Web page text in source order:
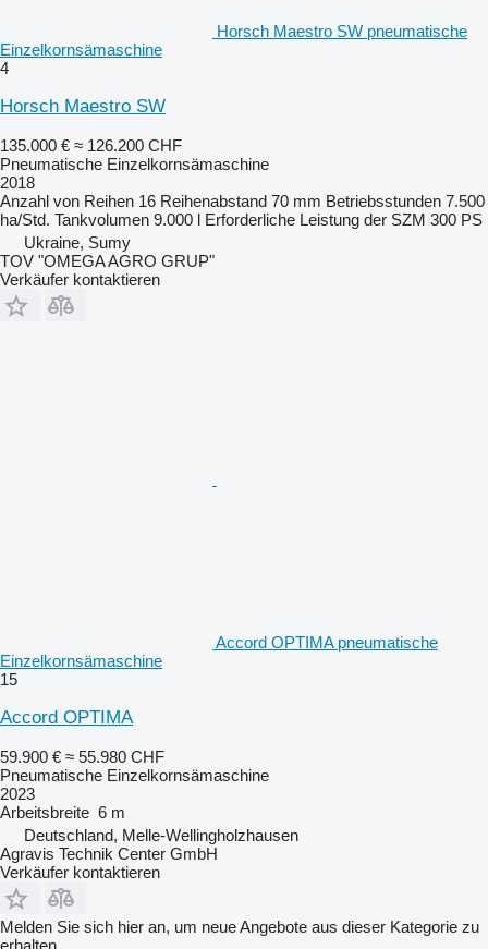
Horsch Maestro SW pneumatische
Einzelkornsämaschine
4
Horsch Maestro SW
135.000 € ≈ 126.200 CHF
Pneumatische Einzelkornsämaschine
2018
Anzahl von Reihen 16 Reihenabstand 70 mm Betriebsstunden 7.500
ha/Std. Tankvolumen 9.000 l Erforderliche Leistung der SZM 300 PS
Ukraine, Sumy
TOV "OMEGA AGRO GRUP"
Verkäufer kontaktieren
Accord OPTIMA pneumatische
Einzelkornsämaschine
15
Accord OPTIMA
59.900 € ≈ 55.980 CHF
Pneumatische Einzelkornsämaschine
2023
Arbeitsbreite 6 m
Deutschland, Melle-Wellingholzhausen
Agravis Technik Center GmbH
Verkäufer kontaktieren
Melden Sie sich hier an, um neue Angebote aus dieser Kategorie zu
erhalten